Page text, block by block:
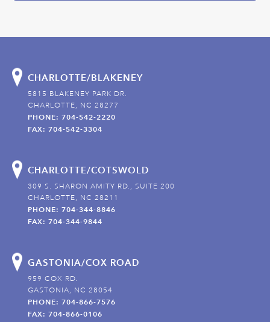
CHARLOTTE/BLAKENEY
5815 BLAKENEY PARK DR.
CHARLOTTE, NC 28277
PHONE: 704-542-2220
FAX: 704-542-3304
CHARLOTTE/COTSWOLD
309 S. SHARON AMITY RD., SUITE 200
CHARLOTTE, NC 28211
PHONE: 704-344-8846
FAX: 704-344-9844
GASTONIA/COX ROAD
959 COX RD.
GASTONIA, NC 28054
PHONE: 704-866-7576
FAX: 704-866-0106